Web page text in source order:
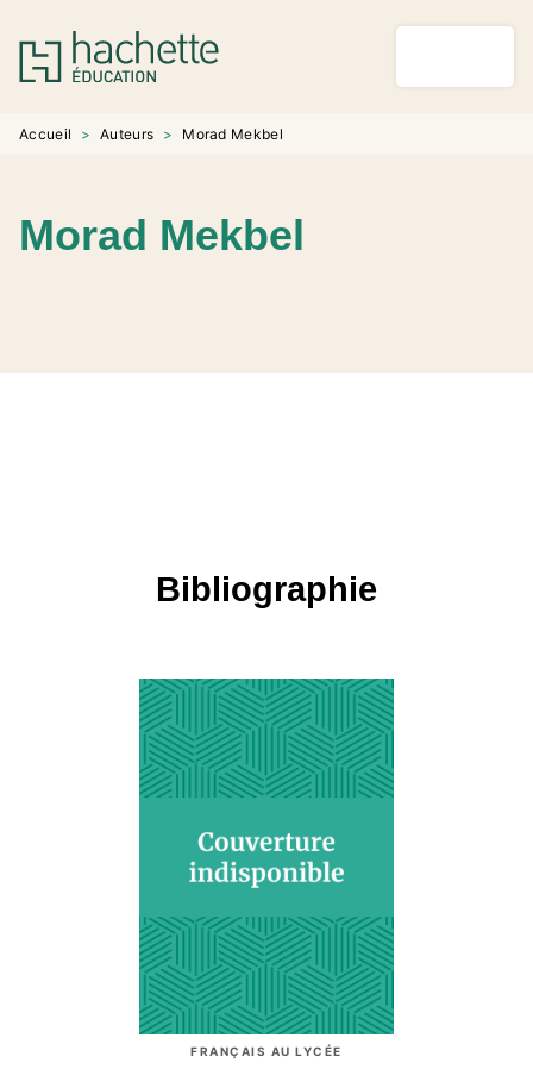
MENU RECHERCHE
PIED DE PAGE
Accueil > Auteurs > Morad Mekbel
Morad Mekbel
Bibliographie
FRANÇAIS AU LYCÉE